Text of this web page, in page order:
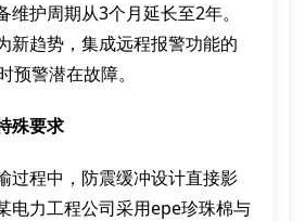
维护周期从3个月延长至2年。
新趋势，集成远程报警功能的
预警潜在故障。
殊要求
过程中，防震缓冲设计直接影
电力工程公司采用epe珍珠棉与